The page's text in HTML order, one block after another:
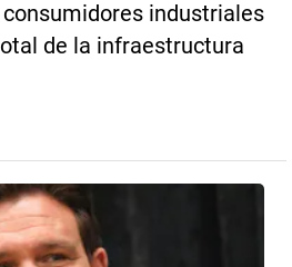
industriales
de la infraestructura